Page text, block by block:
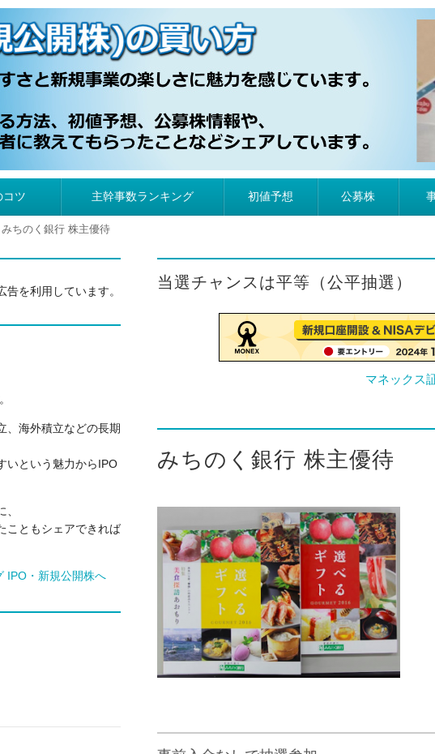
株）の買い方
コツ 主幹事数ランキング 初値予想 公募株
みちのく銀行 株主優待
当選チャンスは平等（公平抽選）
マネックス
みちのく銀行 株主優待
を利用しています。
、海外積立などの長期
いという魅力からIPO
こともシェアできれば